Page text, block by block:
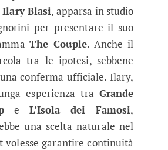
Ilary Blasi, apparsa in studio
per presentare il suo
The Couple. Anche il
tra le ipotesi, sebbene
conferma ufficiale. Ilary,
esperienza tra Grande
e L’Isola dei Famosi,
una scelta naturale nel
volesse garantire continuità